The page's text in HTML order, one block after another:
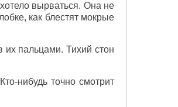
вырваться. Она не
как блестят мокрые
их пальцами. Тихий стон
нибудь точно смотрит